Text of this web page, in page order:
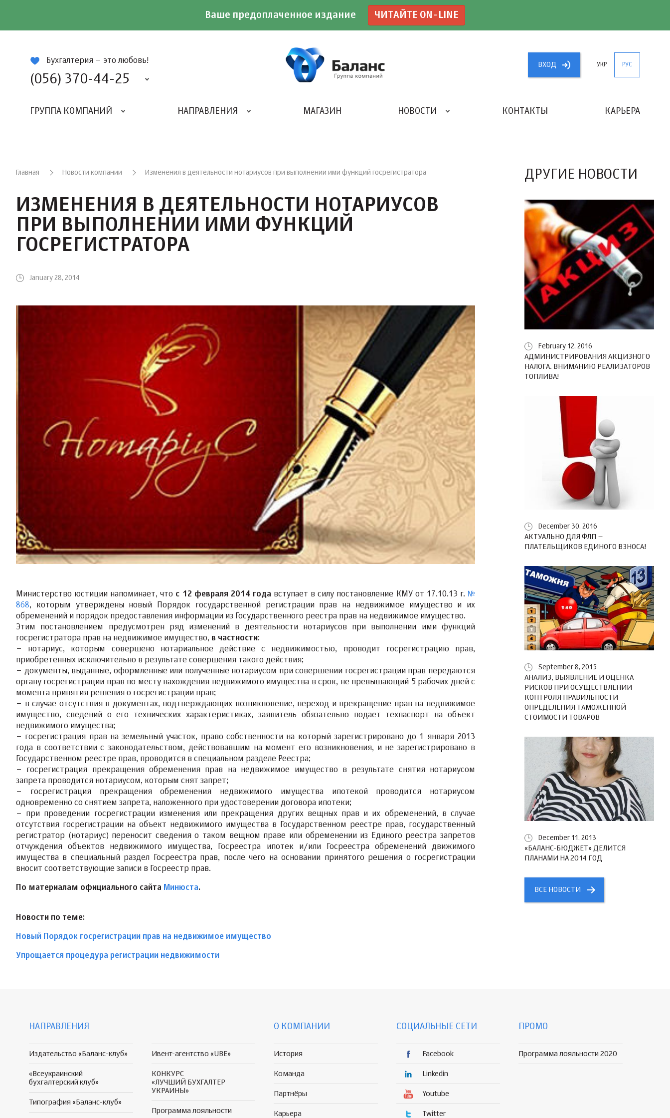
Ваше предоплаченное издание ЧИТАЙТЕ ON-LINE
Бухгалтерия – это любовь!
(056) 370-44-25
ВХОД УКР РУС
ГРУППА КОМПАНИЙ НАПРАВЛЕНИЯ МАГАЗИН НОВОСТИ КОНТАКТЫ КАРЬЕРА
Главная Новости компании Изменения в деятельности нотариусов при выполнении ими функций госрегистратора
ИЗМЕНЕНИЯ В ДЕЯТЕЛЬНОСТИ НОТАРИУСОВ
ПРИ ВЫПОЛНЕНИИ ИМИ ФУНКЦИЙ
ГОСРЕГИСТРАТОРА
January 28, 2014
Министерство юстиции напоминает, что с 12 февраля 2014 года вступает в силу постановление КМУ от 17.10.13 г. №
868, которым утверждены новый Порядок государственной регистрации прав на недвижимое имущество и их
обременений и порядок предоставления информации из Государственного реестра прав на недвижимое имущество.
Этим постановлением предусмотрен ряд изменений в деятельности нотариусов при выполнении ими функций
госрегистратора прав на недвижимое имущество, в частности:
– нотариус, которым совершено нотариальное действие с недвижимостью, проводит госрегистрацию прав,
приобретенных исключительно в результате совершения такого действия;
– документы, выданные, оформленные или полученные нотариусом при совершении госрегистрации прав передаются
органу госрегистрации прав по месту нахождения недвижимого имущества в срок, не превышающий 5 рабочих дней с
момента принятия решения о госрегистрации прав;
– в случае отсутствия в документах, подтверждающих возникновение, переход и прекращение прав на недвижимое
имущество, сведений о его технических характеристиках, заявитель обязательно подает техпаспорт на объект
недвижимого имущества;
– госрегистрация прав на земельный участок, право собственности на который зарегистрировано до 1 января 2013
года в соответствии с законодательством, действовавшим на момент его возникновения, и не зарегистрировано в
Государственном реестре прав, проводится в специальном разделе Реестра;
– госрегистрация прекращения обременения прав на недвижимое имущество в результате снятия нотариусом
запрета проводится нотариусом, которым снят запрет;
– госрегистрация прекращения обременения недвижимого имущества ипотекой проводится нотариусом
одновременно со снятием запрета, наложенного при удостоверении договора ипотеки;
– при проведении госрегистрации изменения или прекращения других вещных прав и их обременений, в случае
отсутствия госрегистрации на объект недвижимого имущества в Государственном реестре прав, государственный
регистратор (нотариус) переносит сведения о таком вещном праве или обременении из Единого реестра запретов
отчуждения объектов недвижимого имущества, Госреестра ипотек и/или Госреестра обременений движимого
имущества в специальный раздел Госреестра прав, после чего на основании принятого решения о госрегистрации
вносит соответствующие записи в Госреестр прав.
По материалам официального сайта Минюста.
Новости по теме:
Новый Порядок госрегистрации прав на недвижимое имущество
Упрощается процедура регистрации недвижимости
ДРУГИЕ НОВОСТИ
February 12, 2016
АДМИНИСТРИРОВАНИЯ АКЦИЗНОГО
НАЛОГА. ВНИМАНИЮ РЕАЛИЗАТОРОВ
ТОПЛИВА!
December 30, 2016
АКТУАЛЬНО ДЛЯ ФЛП –
ПЛАТЕЛЬЩИКОВ ЕДИНОГО ВЗНОСА!
September 8, 2015
АНАЛИЗ, ВЫЯВЛЕНИЕ И ОЦЕНКА
РИСКОВ ПРИ ОСУЩЕСТВЛЕНИИ
КОНТРОЛЯ ПРАВИЛЬНОСТИ
ОПРЕДЕЛЕНИЯ ТАМОЖЕННОЙ
СТОИМОСТИ ТОВАРОВ
December 11, 2013
«БАЛАНС-БЮДЖЕТ» ДЕЛИТСЯ
ПЛАНАМИ НА 2014 ГОД
ВСЕ НОВОСТИ
НАПРАВЛЕНИЯ
Издательство «Баланс-клуб»
«Всеукраинский
бухгалтерский клуб»
Типография «Баланс-клуб»
Ивент-агентство «UBE»
КОНКУРС
«ЛУЧШИЙ БУХГАЛТЕР
УКРАИНЫ»
Программа лояльности
О КОМПАНИИ
История
Команда
Партнёры
Карьера
СОЦИАЛЬНЫЕ СЕТИ
Facebook
Linkedin
Youtube
Twitter
ПРОМО
Программа лояльности 2020